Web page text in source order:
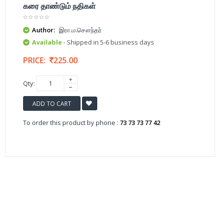
கரை தாண்டும் நதிகள்
Author: இரா.ம.சௌந்தர்
Available- Shipped in 5-6 business days
PRICE: 225.00
Qty:
ADD TO CART
To order this product by phone : 73 73 73 77 42